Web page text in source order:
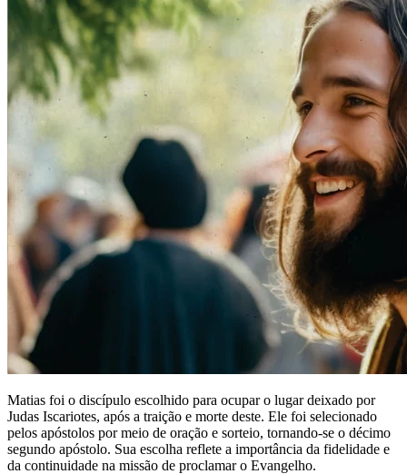
Matias foi o discípulo escolhido para ocupar o lugar deixado por
Judas Iscariotes, após a traição e morte deste. Ele foi selecionado
pelos apóstolos por meio de oração e sorteio, tornando-se o décimo
segundo apóstolo. Sua escolha reflete a importância da fidelidade e
da continuidade na missão de proclamar o Evangelho.